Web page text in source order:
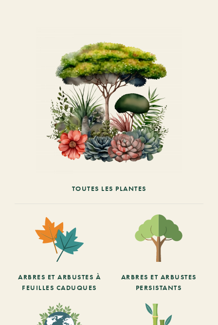
TOUTES LES PLANTES
ARBRES ET ARBUSTES À
FEUILLES CADUQUES
ARBRES ET ARBUSTES
PERSISTANTS